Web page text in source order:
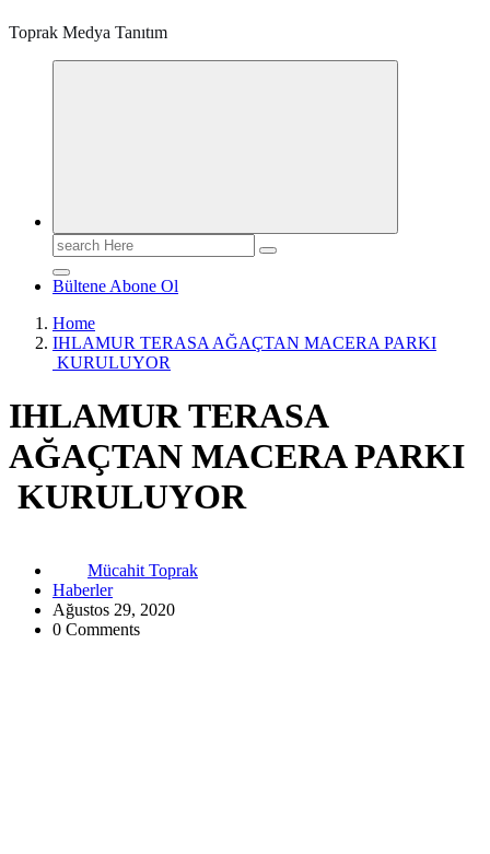
Toprak Medya Tanıtım
Search
for:
Bültene Abone Ol
Home
IHLAMUR TERASA AĞAÇTAN MACERA PARKI
KURULUYOR
IHLAMUR TERASA
AĞAÇTAN MACERA PARKI
KURULUYOR
Mücahit Toprak
Haberler
Ağustos 29, 2020
0 Comments